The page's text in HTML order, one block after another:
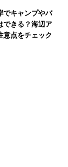
でキャンプやバ
できる？海辺ア
意点をチェック